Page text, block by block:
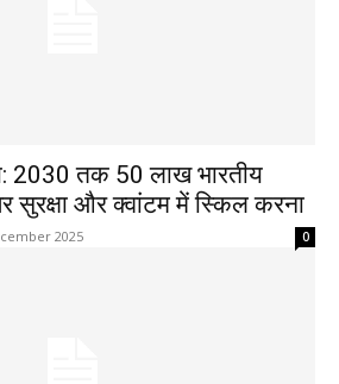
2030 तक 50 लाख भारतीय
सुरक्षा और क्वांटम में स्किल करना
2025 0